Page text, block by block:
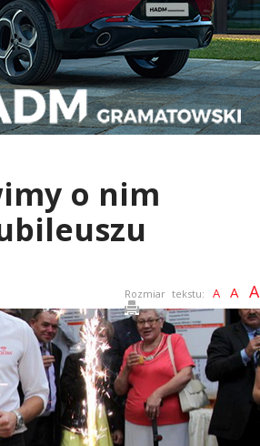
o nim
Rozmiar tekstu: A A A